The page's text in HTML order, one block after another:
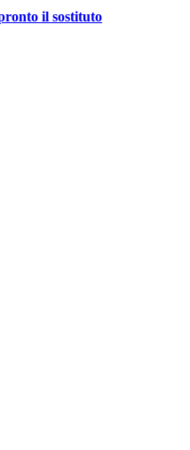
il sostituto